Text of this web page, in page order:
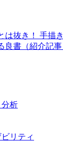
は抜き！ 手描
良書（紹介記事
析
リティ